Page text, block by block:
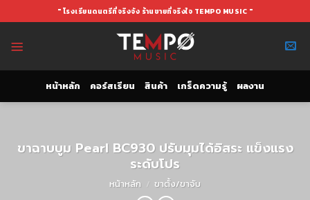
to
" โรงเรียนดนตรีที่จริงจัง ร้านขายที่จริงใจ TEMPO MUSIC "
หน้าหลัก คอร์สเรียน สินค้า เกร็ดความรู้ ผลงาน
ขาฉาบบูม Pearl BC930 ปรับมุมได้อิสระ แข็งแรง
ระดับโปร
หน้าหลัก / ขาตั้ง/ขาจับ